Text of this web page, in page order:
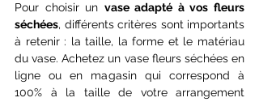
Pour choisir un vase adapté à vos fleurs
séchées, différents critères sont importants
à retenir : la taille, la forme et le matériau
du vase. Achetez un vase fleurs séchées en
ligne ou en magasin qui correspond à
100% à la taille de votre arrangement